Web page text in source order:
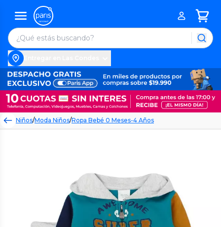
Niños/Moda Niños/Ropa Bebé 0 Meses-4 Años